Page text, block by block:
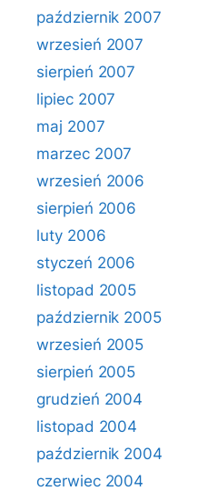
październik 2007
wrzesień 2007
sierpień 2007
lipiec 2007
maj 2007
marzec 2007
wrzesień 2006
sierpień 2006
luty 2006
styczeń 2006
listopad 2005
październik 2005
wrzesień 2005
sierpień 2005
grudzień 2004
listopad 2004
październik 2004
czerwiec 2004